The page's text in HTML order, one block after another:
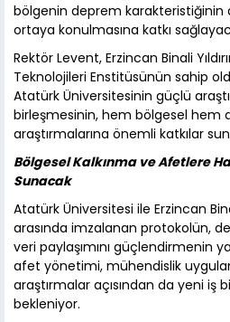
bölgenin deprem karakteristiğinin
ortaya konulmasına katkı
Rektör Levent, Erzincan Binali
Teknolojileri Enstitüsünün sahip
Atatürk Üniversitesinin güçlü
birleşmesinin, hem bölgesel hem
araştırmalarına önemli katkılar
Bölgesel Kalkınma ve Afetlere
Sunacak
Atatürk Üniversitesi ile Erzincan
arasında imzalanan protokolün,
veri paylaşımını güçlendirmenin
afet yönetimi, mühendislik
araştırmalar açısından da yeni iş
bekleniyor.